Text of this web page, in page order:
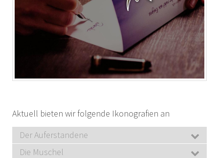
Aktuell bieten wir folgende Ikonografien an
Der Auferstandene
Die Muschel